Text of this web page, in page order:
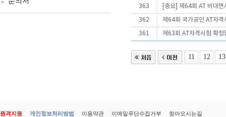
363 [중요] 제64회 AT 비대
362 제64회 국가공인 AT자격
361 제63회 AT자격시험 확정
11 12 13
원격지원 개인정보처리방법 이용약관 이메일무단수집거부 찾아오시는길